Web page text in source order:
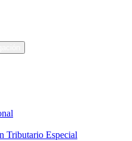
Tributario Especial